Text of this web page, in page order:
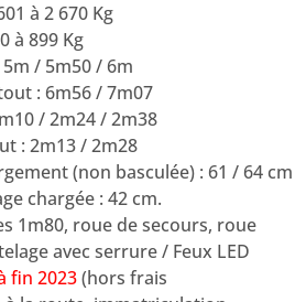
à 2 670 Kg
à 899 Kg
/ 5m50 / 6m
: 6m56 / 7m07
/ 2m24 / 2m38
: 2m13 / 2m28
(non basculée) : 61 / 64 cm
chargée : 42 cm.
1m80, roue de secours, roue
avec serrure / Feux LED
fin 2023(hors frais